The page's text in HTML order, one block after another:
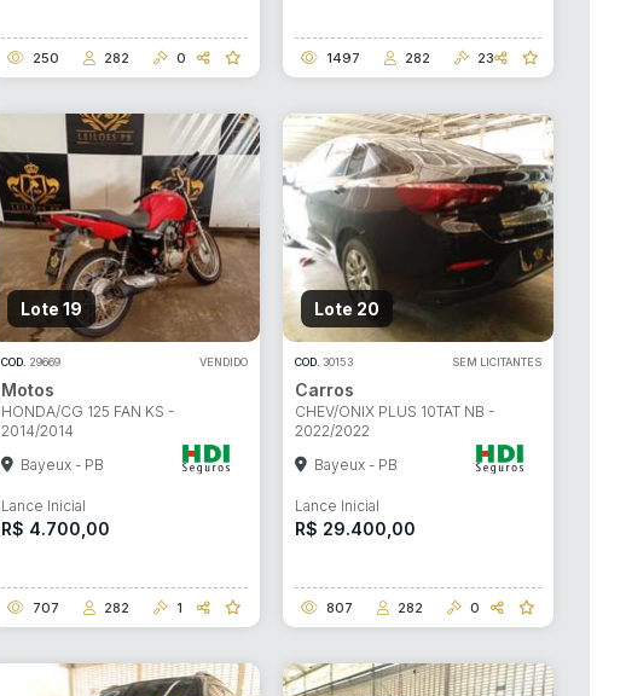
250 282 0 1497 282 23
Lote 19
COD. 29669 VENDIDO
Motos
HONDA/CG 125 FAN KS -
2014/2014
Bayeux - PB
Lance Inicial
R$ 4.700,00
707 282 1
Lote 20
COD. 30153 SEM LICITANTES
Carros
CHEV/ONIX PLUS 10TAT NB -
2022/2022
Bayeux - PB
Lance Inicial
R$ 29.400,00
807 282 0